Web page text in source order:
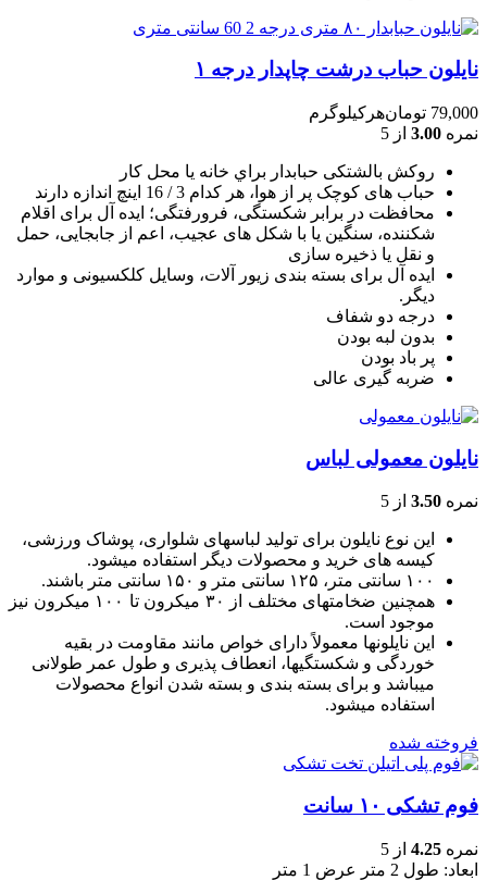
نایلون حباب درشت چاپدار درجه ۱
79,000 تومانهرکیلوگرم
نمره 3.00 از 5
روکش بالشتکی حبابدار براي خانه يا محل کار
حباب های کوچک پر از هوا، هر کدام 3 / 16 اينچ اندازه دارند
محافظت در برابر شکستگی، فرورفتگی؛ ايده آل برای اقلام
شکننده، سنگين يا با شکل های عجيب، اعم از جابجايی، حمل
و نقل يا ذخيره سازی
ایده آل برای بسته بندی زیور آلات، وسایل کلکسیونی و موارد
دیگر.
درجه دو شفاف
بدون لبه بودن
پر باد بودن
ضربه گیری عالی
نایلون معمولی لباس
نمره 3.50 از 5
این نوع نایلون برای تولید لباسهای شلواری، پوشاک ورزشی،
کیسه های خرید و محصولات دیگر استفاده میشود.
۱۰۰ سانتی متر، ۱۲۵ سانتی متر و ۱۵۰ سانتی متر باشند.
همچنین ضخامتهای مختلف از ۳۰ میکرون تا ۱۰۰ میکرون نیز
موجود است.
این نایلونها معمولاً دارای خواص مانند مقاومت در بقیه
خوردگی و شکستگیها، انعطاف پذیری و طول عمر طولانی
میباشد و برای بسته بندی و بسته شدن انواع محصولات
استفاده میشود.
فروخته شده
فوم تشکی ۱۰ سانت
نمره 4.25 از 5
ابعاد: طول 2 متر عرض 1 متر